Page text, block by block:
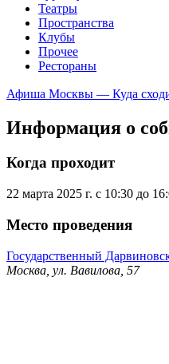
Театры
Пространства
Клубы
Прочее
Рестораны
Афиша Москвы — Куда
Информация о
Когда проходит
22 марта 2025 г. с 10:30 до
Место проведения
Государственный
Москва, ул. Вавилова, 57